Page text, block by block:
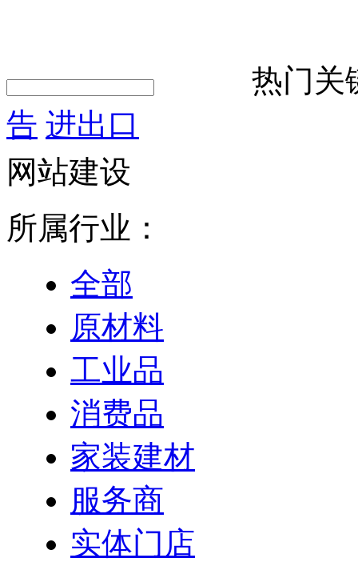
热门关
告 进出口
网站建设
所属行业：
全部
原材料
工业品
消费品
家装建材
服务商
实体门店